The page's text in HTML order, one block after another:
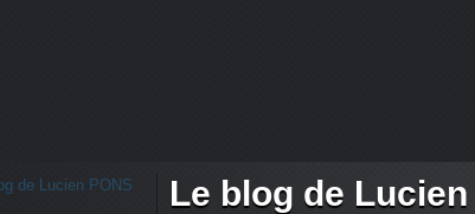
Le blog de Lucien